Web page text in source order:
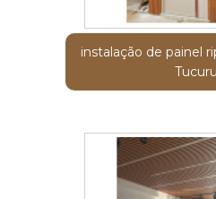
instalação de painel